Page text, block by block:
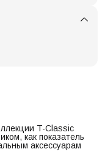
T-Classic
как показатель
аксессуарам